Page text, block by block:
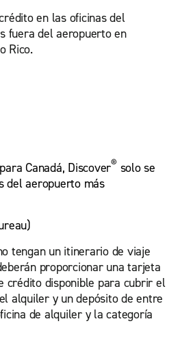
en las oficinas del
fuera del aeropuerto en
Rico.
Canadá, Discover® solo se
del aeropuerto más
tengan un itinerario de viaje
proporcionar una tarjeta
crédito disponible para cubrir el
alquiler y un depósito de entre
de alquiler y la categoría